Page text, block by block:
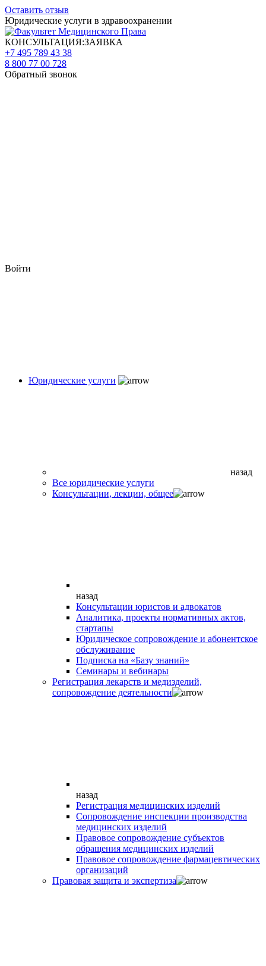
Оставить отзыв
Юридические услуги в здравоохранении
КОНСУЛЬТАЦИЯ:ЗАЯВКА
+7 495 789 43 38
8 800 77 00 728
Обратный звонок
Войти
Юридические услуги
назад
Все юридические услуги
Консультации, лекции, общее
назад
Консультации юристов и адвокатов
Аналитика, проекты нормативных актов,
стартапы
Юридическое сопровождение и абонентское
обслуживание
Подписка на «Базу знаний»
Семинары и вебинары
Регистрация лекарств и медизделий,
сопровождение деятельности
назад
Регистрация медицинских изделий
Сопровождение инспекции производства
медицинских изделий
Правовое сопровождение субъектов
обращения медицинских изделий
Правовое сопровождение фармацевтических
организаций
Правовая защита и экспертиза